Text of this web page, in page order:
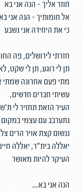
חוזר אליך - הנה אני בא
אל חומותיך - הנה אני בא
כי את היחידה אני נשבע
חזרתי לירושלים, פה
תן לי רוגע, תן לי שקט,
מתי פעם אחרונה שמתי
עשיתי חברים חדשים,
העיר הזאת תחזיר לי
נתערבב עם עצמי
ננשום קצת אויר הרים
יאללה בית"ר, יאללה
העיקר להיות מאושר
הנה אני בא...